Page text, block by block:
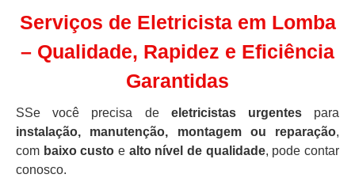
Serviços de Eletricista em Lomba
– Qualidade, Rapidez e Eficiência
Garantidas
SSe você precisa de eletricistas urgentespara
instalação, manutenção, montagem ou reparação,
com baixo custo e alto nível de qualidade, pode contar
conosco.